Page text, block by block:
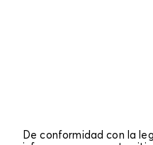
De conformidad con la